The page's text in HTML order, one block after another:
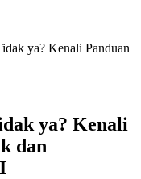
ya? Kenali Panduan
ya? Kenali
dan